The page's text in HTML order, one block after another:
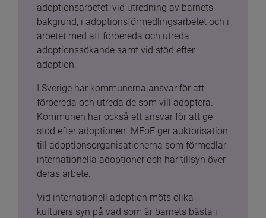
adoptionsarbetet: vid utredning av barnets
bakgrund, i adoptionsförmedlingsarbetet och i
arbetet med att förbereda och utreda
adoptionssökande samt vid stöd efter
adoption.
I Sverige har kommunerna ansvar för att
förbereda och utreda de som vill adoptera.
Kommunen har också ett ansvar för att ge
stöd efter adoptionen. MFoF ger auktorisation
till adoptionsorganisationerna som förmedlar
internationella adoptioner och har tillsyn över
deras arbete.
Vid internationell adoption möts olika
kulturers syn på vad som är barnets bästa i